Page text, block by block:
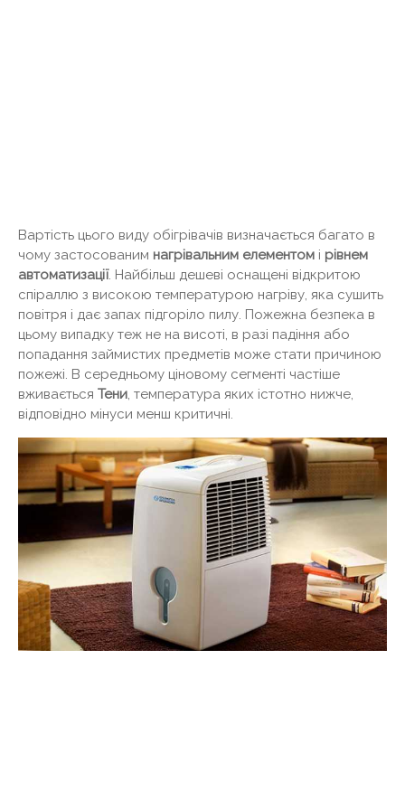
Вартість цього виду обігрівачів визначається багато в
чому застосованим нагрівальним елементом і рівнем
автоматизації. Найбільш дешеві оснащені відкритою
спіраллю з високою температурою нагріву, яка сушить
повітря і дає запах підгоріло пилу. Пожежна безпека в
цьому випадку теж не на висоті, в разі падіння або
попадання займистих предметів може стати причиною
пожежі. В середньому ціновому сегменті частіше
вживається Тени , температура яких істотно нижче,
відповідно мінуси менш критичні.